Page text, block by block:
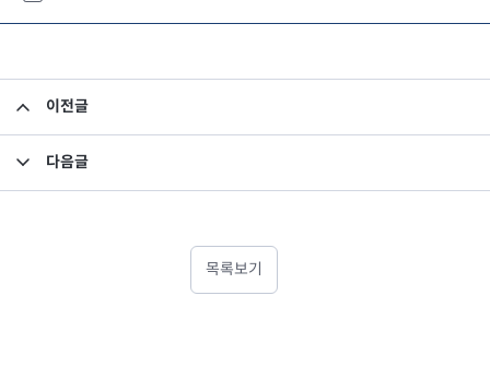
이전글
다음글
목록보기